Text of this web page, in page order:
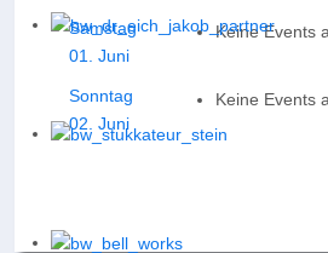
Samstag
01. Juni
Keine Events
Sonntag
02. Juni
Keine Events